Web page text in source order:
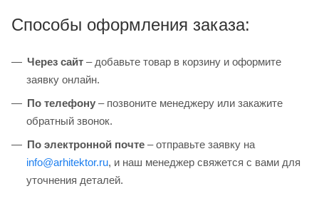
Способы оформления заказа:
Через сайт – добавьте товар в корзину и оформите
заявку онлайн.
По телефону – позвоните менеджеру или закажите
обратный звонок.
По электронной почте – отправьте заявку на
info@arhitektor.ru, и наш менеджер свяжется с вами для
уточнения деталей.